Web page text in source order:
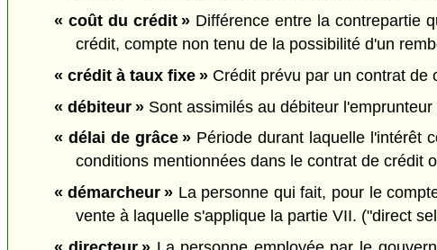
« coût du crédit »Différence entre la contrepartie
crédit, compte non tenu de la possibilité d'un
« crédit à taux fixe »Crédit prévu par un contrat de
« débiteur »Sont assimilés au débiteur
« délai de grâce »Période durant laquelle l'intérêt
conditions mentionnées dans le contrat de crédit
« démarcheur » La personne qui fait, pour le
vente à laquelle s'applique la partie VII. ("direct